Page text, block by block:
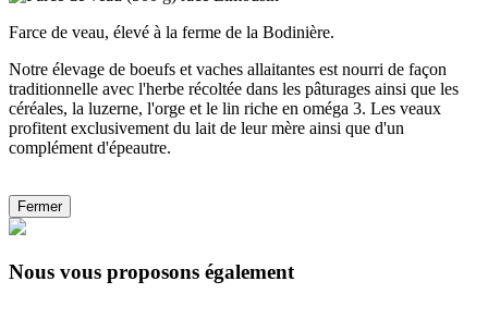
Farce de veau, élevé à la ferme de la Bodinière.
Notre élevage de boeufs et vaches allaitantes est nourri de façon
traditionnelle avec l'herbe récoltée dans les pâturages ainsi que les
céréales, la luzerne, l'orge et le lin riche en oméga 3. Les veaux
profitent exclusivement du lait de leur mère ainsi que d'un
complément d'épeautre.
Fermer
Nous vous proposons également